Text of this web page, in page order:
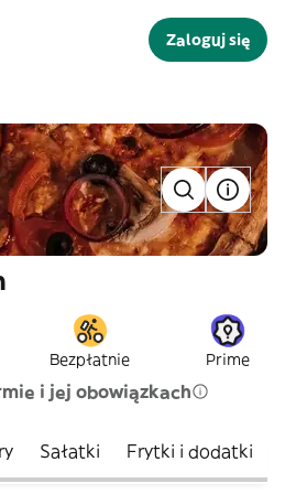
Zaloguj się
Bezpłatnie Prime
i jej obowiązkach
Sałatki Frytki i dodatki